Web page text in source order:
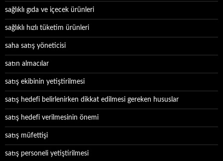
sağlıklı gıda ve içecek ürünleri
sağlıklı hızlı tüketim ürünleri
saha satış yöneticisi
satın almacılar
satış ekibinin yetiştirilmesi
satış hedefi belirlenirken dikkat edilmesi gereken hususlar
satış hedefi verilmesinin önemi
satış müfettişi
satış personeli yetiştirilmesi